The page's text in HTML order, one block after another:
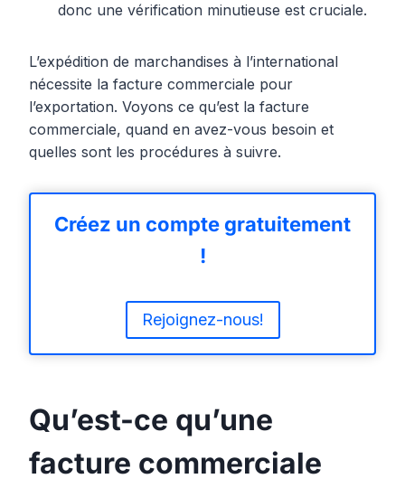
donc une vérification minutieuse est cruciale.
L’expédition de marchandises à l’international
nécessite la facture commerciale pour
l’exportation. Voyons ce qu’est la facture
commerciale, quand en avez-vous besoin et
quelles sont les procédures à suivre.
Créez un compte gratuitement
!
Rejoignez-nous!
Qu’est-ce qu’une
facture commerciale